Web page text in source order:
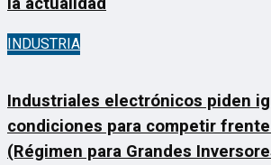
INDUSTRIA
Industriales electrónicos piden
condiciones para competir frente
(Régimen para Grandes